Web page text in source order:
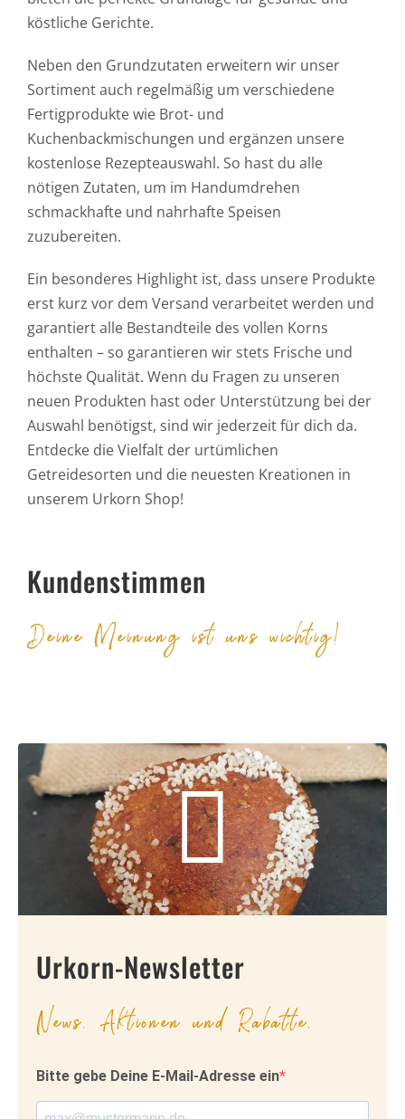
köstliche Gerichte.
Neben den Grundzutaten erweitern wir unser
Sortiment auch regelmäßig um verschiedene
Fertigprodukte wie Brot- und
Kuchenbackmischungen und ergänzen unsere
kostenlose Rezepteauswahl. So hast du alle
nötigen Zutaten, um im Handumdrehen
schmackhafte und nahrhafte Speisen
zuzubereiten.
Ein besonderes Highlight ist, dass unsere Produkte
erst kurz vor dem Versand verarbeitet werden und
garantiert alle Bestandteile des vollen Korns
enthalten – so garantieren wir stets Frische und
höchste Qualität. Wenn du Fragen zu unseren
neuen Produkten hast oder Unterstützung bei der
Auswahl benötigst, sind wir jederzeit für dich da.
Entdecke die Vielfalt der urtümlichen
Getreidesorten und die neuesten Kreationen in
unserem Urkorn Shop!
Kundenstimmen
Deine Meinung ist uns wichtig!
Urkorn-Newsletter
News, Aktionen und Rabatte.
Bitte gebe Deine E-Mail-Adresse ein